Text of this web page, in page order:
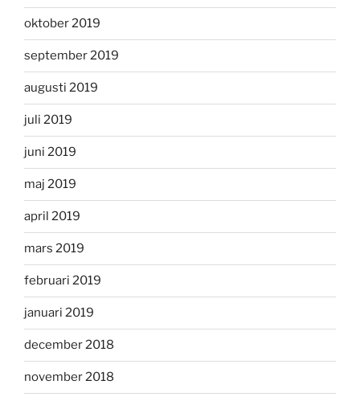
oktober 2019
september 2019
augusti 2019
juli 2019
juni 2019
maj 2019
april 2019
mars 2019
februari 2019
januari 2019
december 2018
november 2018